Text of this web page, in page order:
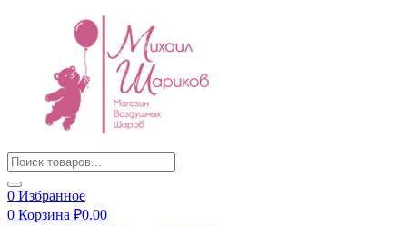
Products
search
0 Избранное
0 Корзина ₽0.00